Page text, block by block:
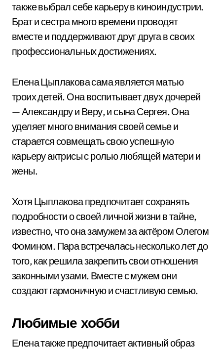
также выбрал себе карьеру в киноиндустрии.
Брат и сестра много времени проводят
вместе и поддерживают друг друга в своих
профессиональных достижениях.
Елена Цыплакова сама является матью
троих детей. Она воспитывает двух дочерей
— Александру и Веру, и сына Сергея. Она
уделяет много внимания своей семье и
старается совмещать свою успешную
карьеру актрисы с ролью любящей матери и
жены.
Хотя Цыплакова предпочитает сохранять
подробности о своей личной жизни в тайне,
известно, что она замужем за актёром Олегом
Фомином. Пара встречалась несколько лет до
того, как решила закрепить свои отношения
законными узами. Вместе с мужем они
создают гармоничную и счастливую семью.
Любимые хобби
Елена также предпочитает активный образ